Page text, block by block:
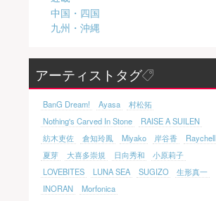
中国・四国
九州・沖縄
アーティストタグ
BanG Dream! Ayasa
村松拓
Nothing's Carved In Stone
RAISE A SUILEN
紡木吏佐
倉知玲鳳 Miyako 岸谷香
Raychell
夏芽
大喜多崇規 日向秀和
小原莉子
LOVEBITES
LUNA SEA SUGIZO
生形真一
INORAN
Morfonica